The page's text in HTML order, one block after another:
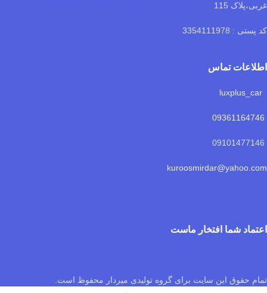
غربی،پلاک 115
کد پستی : 3354111978
اطلاعات تماس
09361164746
kuroosmirdar@yahoo.com
اعتماد شما افتخار ماست
تمام حقوق این سایت برای گروه تولیدی میردار محفوظ است.